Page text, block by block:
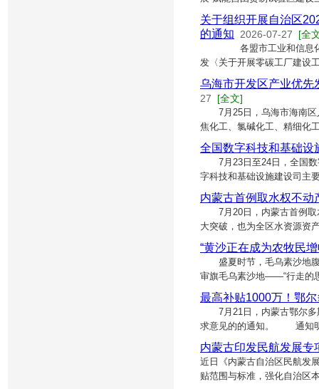
关于组织开展自治区
的通知
2026-07-27 [全
各盟市工业和信息化局
发〈关于开展零碳工厂建设
乌海市开发区产业优先
27 [全文]
7月25日，乌海市海南区
焦化工、氯碱化工、精细化
全国数字科技和基础设
7月23日至24日，全国数
字科技和基础设施建设司
内蒙古首例取水权不动
7月20日，内蒙古首例取
大突破，也为全区水资源
“黄沙正在成为农牧民增
盛夏时节，毛乌素沙地腹
审旗毛乌素沙地——“行走的
最高补贴1000万！鄂
7月21日，内蒙古鄂尔多
求意见的的通知。 通知明
内蒙古印发民航发展专
近日《内蒙古自治区民航发
贴范围与标准，强化自治区